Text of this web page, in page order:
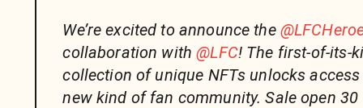
We’re excited to announce the
collaboration with@LFC! The first-of-its-
collection of unique NFTs unlocks
new kind of fan community. Sale open 30